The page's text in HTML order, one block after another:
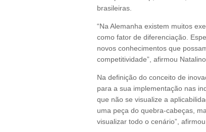
brasileiras.
“Na Alemanha existem muitos
como fator de diferenciação.
novos conhecimentos que
competitividade”, afirmou
Na definição do conceito de
para a sua implementação nas
que não se visualize a
uma peça do quebra-cabeças,
visualizar todo o cenário”,